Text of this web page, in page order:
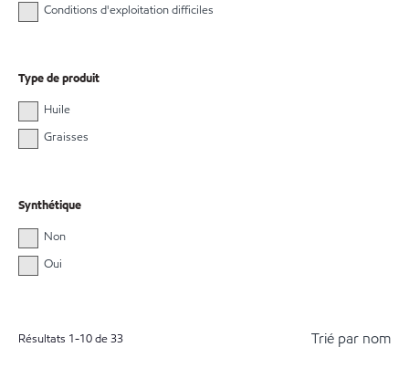
Conditions d'exploitation difficiles
Type de produit
Huile
Graisses
Synthétique
Non
Oui
Résultats 1-10de33 Trié par nom